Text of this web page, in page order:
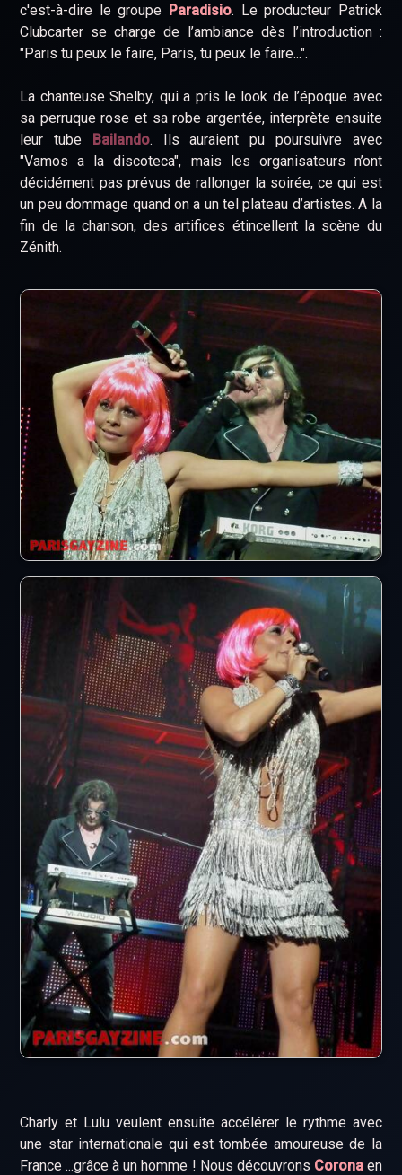
c'est-à-dire le groupe Paradisio. Le producteur Patrick
Clubcarter se charge de l’ambiance dès l’introduction :
"Paris tu peux le faire, Paris, tu peux le faire...".
La chanteuse Shelby, qui a pris le look de l’époque avec
sa perruque rose et sa robe argentée, interprète ensuite
leur tube Bailando. Ils auraient pu poursuivre avec
"Vamos a la discoteca", mais les organisateurs n’ont
décidément pas prévus de rallonger la soirée, ce qui est
un peu dommage quand on a un tel plateau d’artistes. A la
fin de la chanson, des artifices étincellent la scène du
Zénith.
Charly et Lulu veulent ensuite accélérer le rythme avec
une star internationale qui est tombée amoureuse de la
France ...grâce à un homme ! Nous découvrons Coronaen